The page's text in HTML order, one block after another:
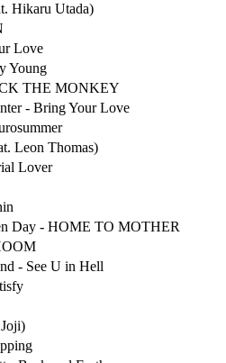
Hikaru Utada)
Love
Young
THE MONKEY
- Bring Your Love
Leon Thomas)
Lover
Day - HOME TO MOTHER
- See U in Hell